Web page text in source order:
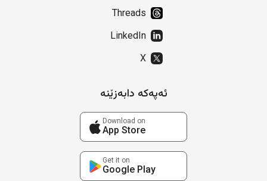
Threads
LinkedIn
X
ئەپەکە دابەزێنە
Download on
App Store
Get it on
Google Play